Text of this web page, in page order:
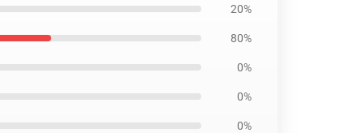
20%
80%
0%
0%
0%